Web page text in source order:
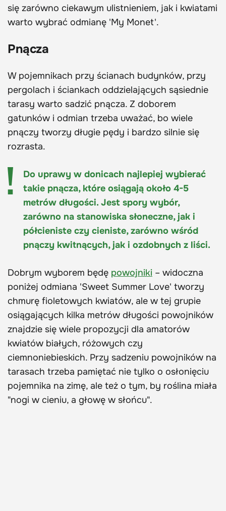
się zarówno ciekawym ulistnieniem, jak i kwiatami
warto wybrać odmianę 'My Monet'.
Pnącza
W pojemnikach przy ścianach budynków, przy
pergolach i ściankach oddzielających sąsiednie
tarasy warto sadzić pnącza. Z doborem
gatunków i odmian trzeba uważać, bo wiele
pnączy tworzy długie pędy i bardzo silnie się
rozrasta.
Do uprawy w donicach najlepiej wybierać
takie pnącza, które osiągają około 4-5
metrów długości. Jest spory wybór,
zarówno na stanowiska słoneczne, jak i
półcieniste czy cieniste, zarówno wśród
pnączy kwitnących, jak i ozdobnych z liści.
Dobrym wyborem będę powojniki – widoczna
poniżej odmiana 'Sweet Summer Love' tworzy
chmurę fioletowych kwiatów, ale w tej grupie
osiągających kilka metrów długości powojników
znajdzie się wiele propozycji dla amatorów
kwiatów białych, różowych czy
ciemnoniebieskich. Przy sadzeniu powojników na
tarasach trzeba pamiętać nie tylko o osłonięciu
pojemnika na zimę, ale też o tym, by roślina miała
"nogi w cieniu, a głowę w słońcu".